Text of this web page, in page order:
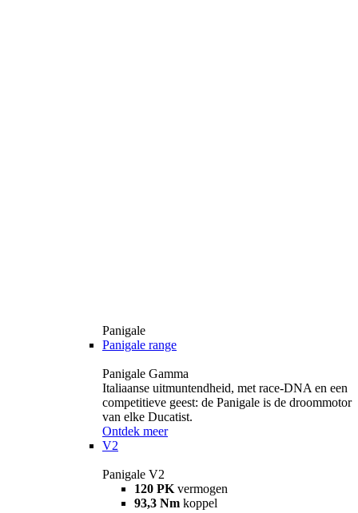
Panigale
Panigale range
Panigale Gamma
Italiaanse uitmuntendheid, met race-DNA en een
competitieve geest: de Panigale is de droommotor
van elke Ducatist.
Ontdek meer
V2
Panigale V2
120 PK vermogen
93,3 Nm koppel